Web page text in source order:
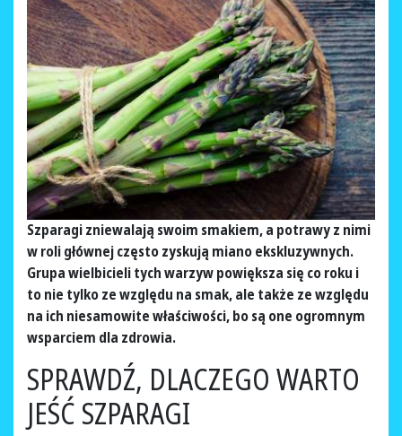
Szparagi zniewalają swoim smakiem, a potrawy z nimi
w roli głównej często zyskują miano ekskluzywnych.
Grupa wielbicieli tych warzyw powiększa się co roku i
to nie tylko ze względu na smak, ale także ze względu
na ich niesamowite właściwości, bo są one ogromnym
wsparciem dla zdrowia.
SPRAWDŹ, DLACZEGO WARTO
JEŚĆ SZPARAGI